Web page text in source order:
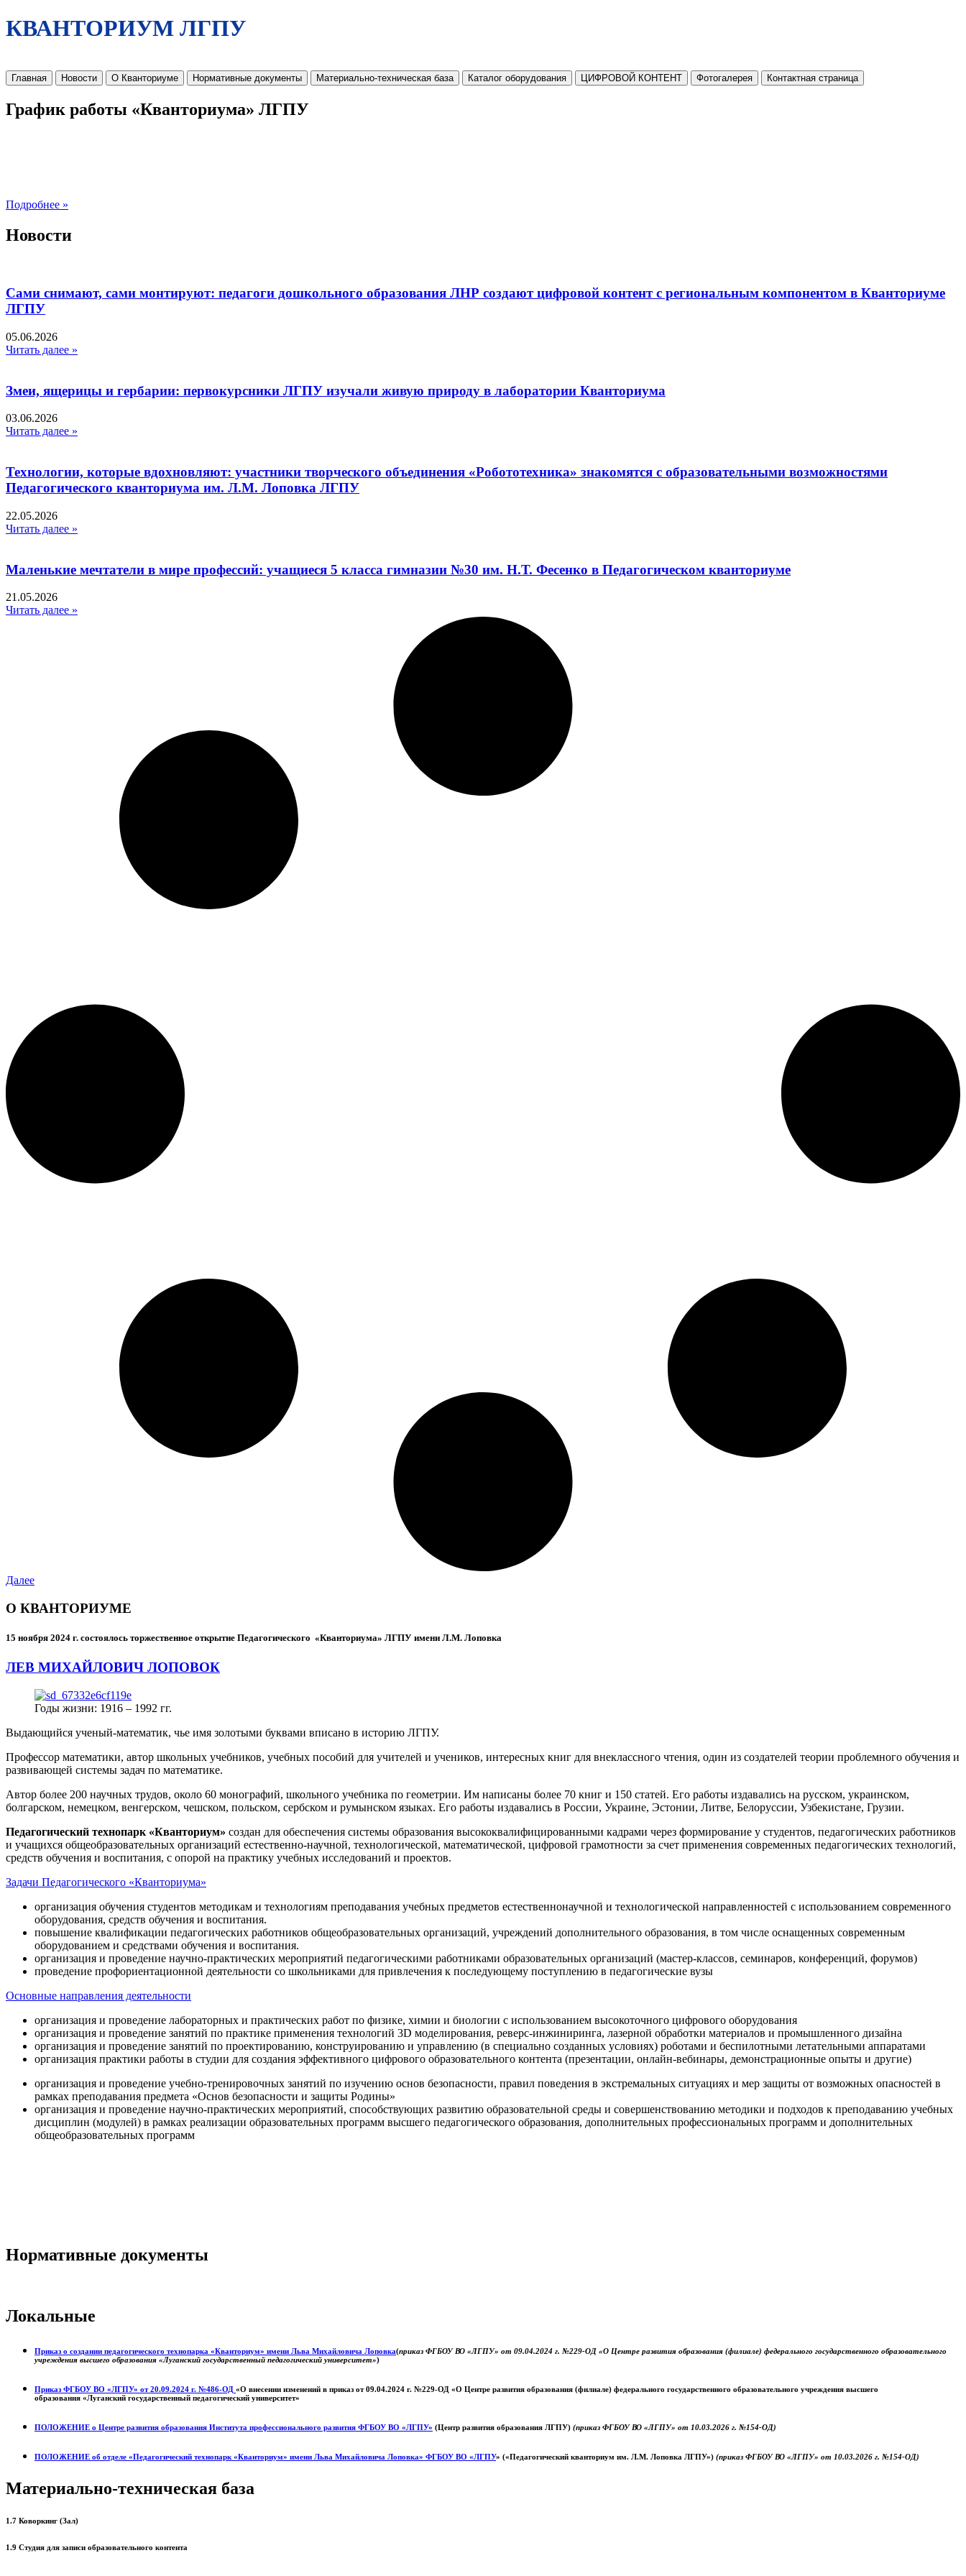
КВАНТОРИУМ ЛГПУ
Главная Новости О Кванториуме Нормативные документы Материально-техническая база Каталог оборудования ЦИФРОВОЙ КОНТЕНТ Фотогалерея Контактная страница
График работы «Кванториума» ЛГПУ
Подробнее »
Новости
Сами снимают, сами монтируют: педагоги дошкольного образования ЛНР создают цифровой контент с региональным компонентом в Кванториуме
ЛГПУ​
05.06.2026
Читать далее »
Змеи, ящерицы и гербарии: первокурсники ЛГПУ изучали живую природу в лаборатории Кванториума
03.06.2026
Читать далее »
Технологии, которые вдохновляют: участники творческого объединения «Робототехника» знакомятся с образовательными возможностями
Педагогического кванториума им. Л.М. Лоповка ЛГПУ
22.05.2026
Читать далее »
Маленькие мечтатели в мире профессий: учащиеся 5 класса гимназии №30 им. Н.Т. Фесенко в Педагогическом кванториуме
21.05.2026
Читать далее »
Далее
О КВАНТОРИУМЕ
15 ноября 2024 г. состоялось торжественное открытие Педагогического «Кванториума» ЛГПУ имени Л.М. Лоповка
ЛЕВ МИХАЙЛОВИЧ ЛОПОВОК
Годы жизни: 1916 – 1992 гг.
Выдающийся ученый-математик, чье имя золотыми буквами вписано в историю ЛГПУ.
Профессор математики, автор школьных учебников, учебных пособий для учителей и учеников, интересных книг для внеклассного чтения, один из создателей теории проблемного обучения и
развивающей системы задач по математике.
Автор более 200 научных трудов, около 60 монографий, школьного учебника по геометрии. Им написаны более 70 книг и 150 статей. Его работы издавались на русском, украинском,
болгарском, немецком, венгерском, чешском, польском, сербском и румынском языках. Его работы издавались в России, Украине, Эстонии, Литве, Белоруссии, Узбекистане, Грузии.
Педагогический технопарк «Кванториум» создан для обеспечения системы образования высококвалифицированными кадрами через формирование у студентов, педагогических работников
и учащихся общеобразовательных организаций естественно-научной, технологической, математической, цифровой грамотности за счет применения современных педагогических технологий,
средств обучения и воспитания, с опорой на практику учебных исследований и проектов.
Задачи Педагогического «Кванториума»
организация обучения студентов методикам и технологиям преподавания учебных предметов естественнонаучной и технологической направленностей с использованием современного
оборудования, средств обучения и воспитания.
повышение квалификации педагогических работников общеобразовательных организаций, учреждений дополнительного образования, в том числе оснащенных современным
оборудованием и средствами обучения и воспитания.
организация и проведение научно-практических мероприятий педагогическими работниками образовательных организаций (мастер-классов, семинаров, конференций, форумов)
проведение профориентационной деятельности со школьниками для привлечения к последующему поступлению в педагогические вузы
Основные направления деятельности
организация и проведение лабораторных и практических работ по физике, химии и биологии с использованием высокоточного цифрового оборудования
организация и проведение занятий по практике применения технологий 3D моделирования, реверс-инжиниринга, лазерной обработки материалов и промышленного дизайна
организация и проведение занятий по проектированию, конструированию и управлению (в специально созданных условиях) роботами и беспилотными летательными аппаратами
организация практики работы в студии для создания эффективного цифрового образовательного контента (презентации, онлайн-вебинары, демонстрационные опыты и другие)
организация и проведение учебно-тренировочных занятий по изучению основ безопасности, правил поведения в экстремальных ситуациях и мер защиты от возможных опасностей в
рамках преподавания предмета «Основ безопасности и защиты Родины»
организация и проведение научно-практических мероприятий, способствующих развитию образовательной среды и совершенствованию методики и подходов к преподаванию учебных
дисциплин (модулей) в рамках реализации образовательных программ высшего педагогического образования, дополнительных профессиональных программ и дополнительных
общеобразовательных программ
Нормативные документы
Локальные
Приказ о создании педагогического технопарка «Кванториум» имени Льва Михайловича Лоповка(приказ ФГБОУ ВО «ЛГПУ» от 09.04.2024 г. №229-ОД «О Центре развития образования (филиале) федерального государственного образовательного
учреждения высшего образования «Луганский государственный педагогический университет»)
Приказ ФГБОУ ВО «ЛГПУ» от 20.09.2024 г. №486-ОД «О внесении изменений в приказ от 09.04.2024 г. №229-ОД «О Центре развития образования (филиале) федерального государственного образовательного учреждения высшего
образования «Луганский государственный педагогический университет»
ПОЛОЖЕНИЕ о Центре развития образования Института профессионального развития ФГБОУ ВО «ЛГПУ» (Центр развития образования ЛГПУ) (приказ ФГБОУ ВО «ЛГПУ» от 10.03.2026 г. №154-ОД)
ПОЛОЖЕНИЕ об отделе «Педагогический технопарк «Кванториум» имени Льва Михайловича Лоповка» ФГБОУ ВО «ЛГПУ» («Педагогический кванториум им. Л.М. Лоповка ЛГПУ») (приказ ФГБОУ ВО «ЛГПУ» от 10.03.2026 г. №154-ОД)
Материально-техническая база
1.7 Коворкинг (Зал)
1.9 Студия для записи образовательного контента